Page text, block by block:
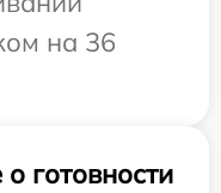
на 36
готовности